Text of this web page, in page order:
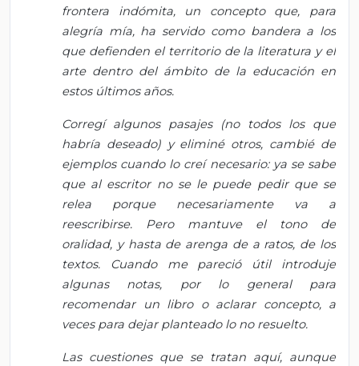
frontera indómita, un concepto que, para
alegría mía, ha servido como bandera a los
que defienden el territorio de la literatura y el
arte dentro del ámbito de la educación en
estos últimos años.
Corregí algunos pasajes (no todos los que
habría deseado) y eliminé otros, cambié de
ejemplos cuando lo creí necesario: ya se sabe
que al escritor no se le puede pedir que se
relea porque necesariamente va a
reescribirse. Pero mantuve el tono de
oralidad, y hasta de arenga de a ratos, de los
textos. Cuando me pareció útil introduje
algunas notas, por lo general para
recomendar un libro o aclarar concepto, a
veces para dejar planteado lo no resuelto.
Las cuestiones que se tratan aquí, aunque